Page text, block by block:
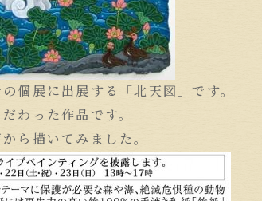
個展に出展する「北天図」です。
わった作品です。
ら描いてみました。